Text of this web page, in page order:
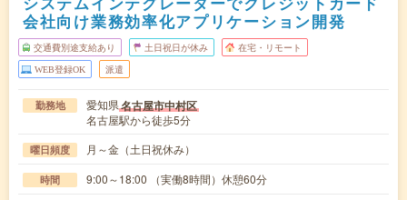
会社向け業務効率化アプリケーション開発
交通費別途支給あり 土日祝日が休み 在宅・リモート
WEB登録OK 派遣
勤務地 愛知県名古屋市中村区
名古屋駅から徒歩5分
曜日頻度 月～金（土日祝休み）
時間 9:00～18:00 （実働8時間）休憩60分